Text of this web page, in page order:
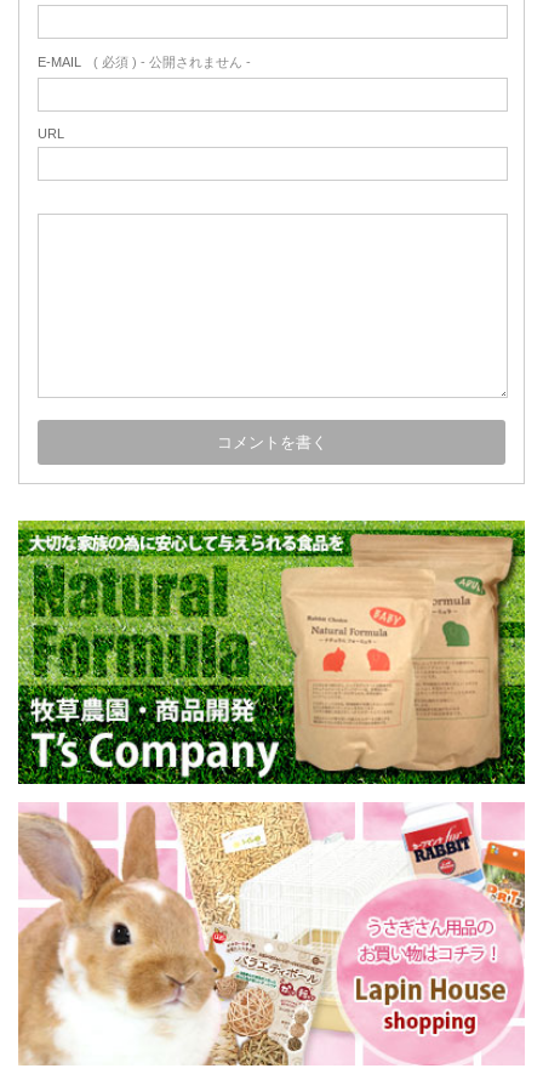
E-MAIL ( 必須 ) - 公開されません -
URL